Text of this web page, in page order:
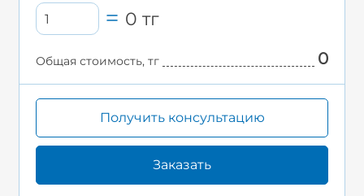
0тг
Общая стоимость, тг 0
Получить консультацию
Заказать